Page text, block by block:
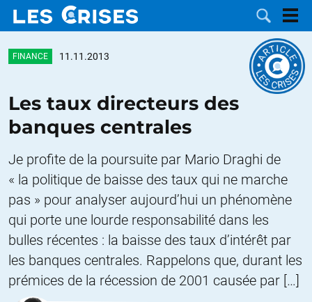
LES
DOSSIERS
CATÉGORIES
MOTS CLÉS
NOUS
CONTACTER
FAIRE UN
FINANCE 11.11.2013
Les taux directeurs des
banques centrales
Je profite de la poursuite par Mario Draghi de
« la politique de baisse des taux qui ne marche
pas » pour analyser aujourd’hui un phénomène
qui porte une lourde responsabilité dans les
bulles récentes : la baisse des taux d’intérêt par
les banques centrales. Rappelons que, durant les
prémices de la récession de 2001 causée par […]